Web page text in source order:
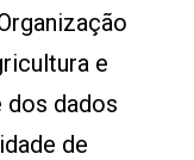
e
dos dados
de